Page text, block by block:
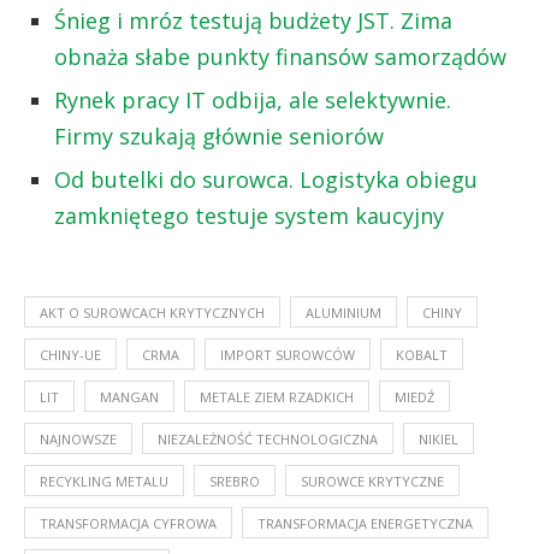
Śnieg i mróz testują budżety JST. Zima
obnaża słabe punkty finansów samorządów
Rynek pracy IT odbija, ale selektywnie.
Firmy szukają głównie seniorów
Od butelki do surowca. Logistyka obiegu
zamkniętego testuje system kaucyjny
AKT O SUROWCACH KRYTYCZNYCH ALUMINIUM CHINY
CHINY-UE CRMA IMPORT SUROWCÓW KOBALT
LIT MANGAN METALE ZIEM RZADKICH MIEDŹ
NAJNOWSZE NIEZALEŻNOŚĆ TECHNOLOGICZNA NIKIEL
RECYKLING METALU SREBRO SUROWCE KRYTYCZNE
TRANSFORMACJA CYFROWA TRANSFORMACJA ENERGETYCZNA